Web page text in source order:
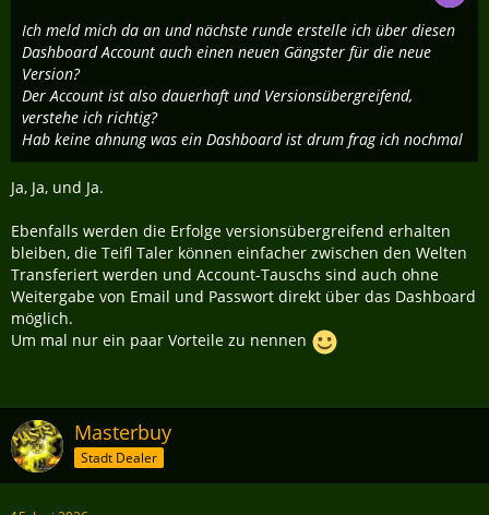
Ich meld mich da an und nächste runde erstelle ich über diesen
Dashboard Account auch einen neuen Gängster für die neue
Version?
Der Account ist also dauerhaft und Versionsübergreifend,
verstehe ich richtig?
Hab keine ahnung was ein Dashboard ist drum frag ich nochmal
Ja, Ja, und Ja.
Ebenfalls werden die Erfolge versionsübergreifend erhalten
bleiben, die Teifl Taler können einfacher zwischen den Welten
Transferiert werden und Account-Tauschs sind auch ohne
Weitergabe von Email und Passwort direkt über das Dashboard
möglich.
Um mal nur ein paar Vorteile zu nennen
Masterbuy
Stadt Dealer